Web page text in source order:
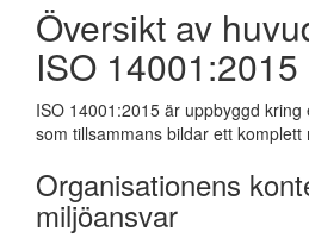
Översikt av
ISO 14001:2015
ISO 14001:2015 är uppbyggd
som tillsammans bildar ett komplett
Organisationens
miljöansvar